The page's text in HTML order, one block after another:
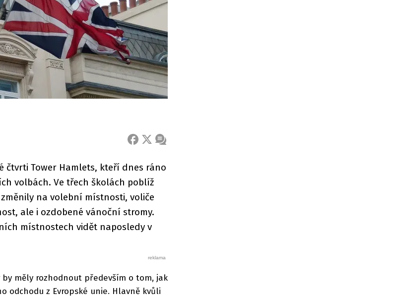
FACEBOOK
X ZPRÁVA
čtvrti Tower Hamlets, kteří dnes ráno
volbách. Ve třech školách poblíž
na volební místnosti, voliče
ale i ozdobené vánoční stromy.
místnostech vidět naposledy v
měly rozhodnout především o tom, jak
odchodu z Evropské unie. Hlavně kvůli